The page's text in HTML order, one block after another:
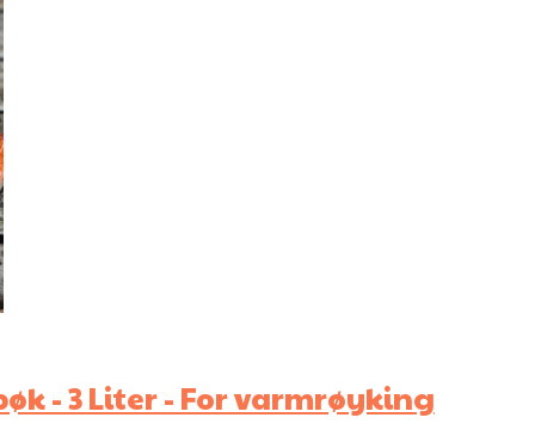
- 3 Liter - For varmrøyking